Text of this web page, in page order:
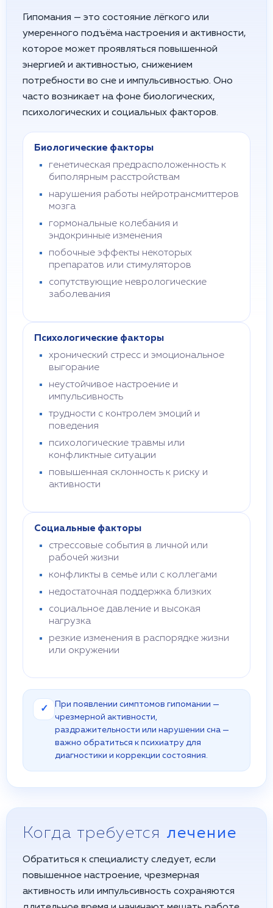
Гипомания — это состояние лёгкого или
умеренного подъёма настроения и активности,
которое может проявляться повышенной
энергией и активностью, снижением
потребности во сне и импульсивностью. Оно
часто возникает на фоне биологических,
психологических и социальных факторов.
Биологические факторы
генетическая предрасположенность к
биполярным расстройствам
нарушения работы нейротрансмиттеров
мозга
гормональные колебания и
эндокринные изменения
побочные эффекты некоторых
препаратов или стимуляторов
сопутствующие неврологические
заболевания
Психологические факторы
хронический стресс и эмоциональное
выгорание
неустойчивое настроение и
импульсивность
трудности с контролем эмоций и
поведения
психологические травмы или
конфликтные ситуации
повышенная склонность к риску и
активности
Социальные факторы
стрессовые события в личной или
рабочей жизни
конфликты в семье или с коллегами
недостаточная поддержка близких
социальное давление и высокая
нагрузка
резкие изменения в распорядке жизни
или окружении
✓
При появлении симптомов гипомании —
чрезмерной активности,
раздражительности или нарушении сна —
важно обратиться к психиатру для
диагностики и коррекции состояния.
Когда требуется лечение
Обратиться к специалисту следует, если
повышенное настроение, чрезмерная
активность или импульсивность сохраняются